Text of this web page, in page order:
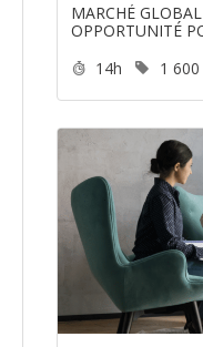
MARCHÉ
OPPORTUNITÉ
Durée :
14h Prix :
1